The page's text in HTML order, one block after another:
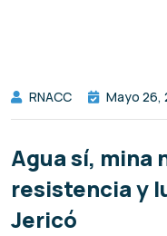
RNACC Mayo 26,
Agua sí, mina
resistencia y
Jericó